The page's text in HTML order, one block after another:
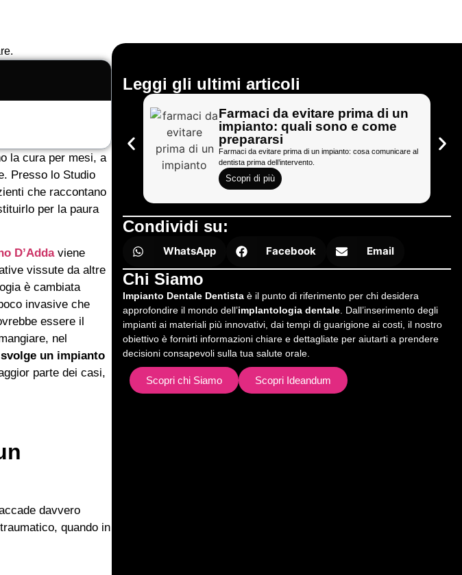
la cura per mesi, a
Presso lo Studio
che raccontano
per la paura
D’Addaviene
vissute da altre
è cambiata
invasive che
essere il
nel
un impianto
parte dei casi,
davvero
quando in
Leggi gli ultimi articoli
Farmaci da evitare prima di un
impianto: quali sono e come
prepararsi
Farmaci da evitare prima di un impianto: cosa comunicare al
dentista prima dell’intervento.
Scopri di più
Condividi su:
WhatsApp Facebook Email
Chi Siamo
Impianto Dentale Dentista è il punto di riferimento per chi desidera
approfondire il mondo dell’implantologia dentale . Dall’inserimento degli
impianti ai materiali più innovativi, dai tempi di guarigione ai costi, il nostro
obiettivo è fornirti informazioni chiare e dettagliate per aiutarti a prendere
decisioni consapevoli sulla tua salute orale.
Scopri chi Siamo Scopri Ideandum